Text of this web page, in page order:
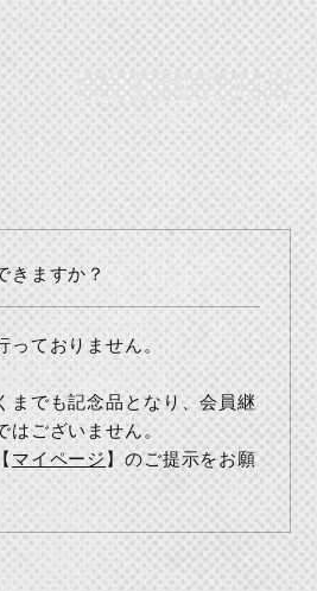
きますか？
っておりません。
までも記念品となり、会員継
はございません。
マイページ】のご提示をお願